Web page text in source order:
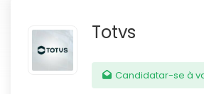
Totvs
Candidatar-se à